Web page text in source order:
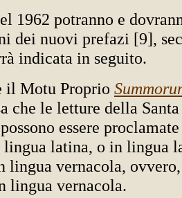
1962 potranno e
dei nuovi prefazi [9],
indicata in seguito.
il Motu Proprio
che le letture della
essere
lingua latina, o in lingua
lingua vernacola,
lingua vernacola.